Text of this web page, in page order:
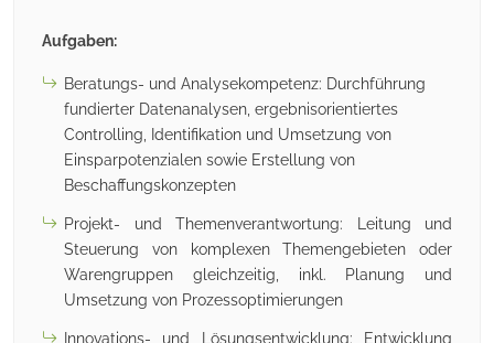
Aufgaben:
Beratungs- und Analysekompetenz: Durchführung
fundierter Datenanalysen, ergebnisorientiertes
Controlling, Identifikation und Umsetzung von
Einsparpotenzialen sowie Erstellung von
Beschaffungskonzepten
Projekt- und Themenverantwortung: Leitung und
Steuerung von komplexen Themengebieten oder
Warengruppen gleichzeitig, inkl. Planung und
Umsetzung von Prozessoptimierungen
Innovations- und Lösungsentwicklung: Entwicklung